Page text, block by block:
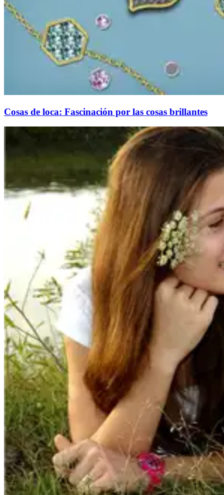
Cosas de loca: Fascinación por las cosas brillantes